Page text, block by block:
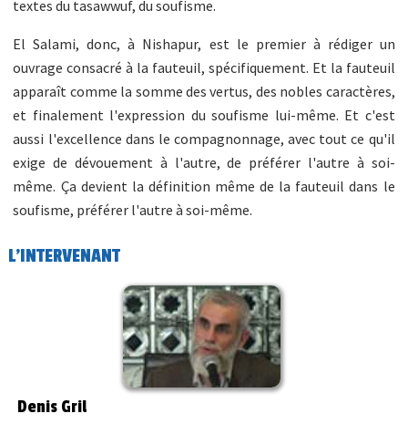
textes du tasawwuf, du soufisme.
El Salami, donc, à Nishapur, est le premier à rédiger un
ouvrage consacré à la fauteuil, spécifiquement. Et la fauteuil
apparaît comme la somme des vertus, des nobles caractères,
et finalement l'expression du soufisme lui-même. Et c'est
aussi l'excellence dans le compagnonnage, avec tout ce qu'il
exige de dévouement à l'autre, de préférer l'autre à soi-
même. Ça devient la définition même de la fauteuil dans le
soufisme, préférer l'autre à soi-même.
L'INTERVENANT
Denis Gril